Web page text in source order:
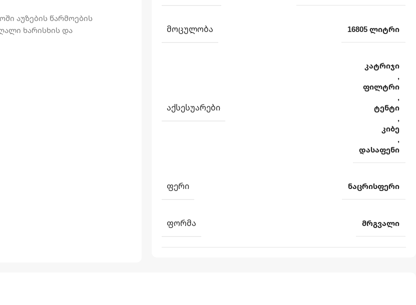
აუზების წარმოების
ხარისხის და
ᲛᲝᲪᲣᲚᲝᲑᲐ 16805 ლიტრი
ᲐᲥᲡᲔᲡᲣᲐᲠᲔᲑᲘ
კატრიჯი
,
ფილტრი
,
ტენტი
,
კიბე
,
დასაფენი
ᲤᲔᲠᲘ ნაცრისფერი
ᲤᲝᲠᲛᲐ მრგვალი